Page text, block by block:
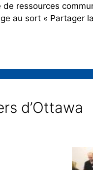
ressources
au sort « Partager
d’Ottawa